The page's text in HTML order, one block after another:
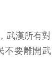
武漢所有對
不要離開武